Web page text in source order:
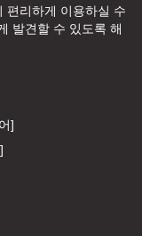
편리하게 이용하실 수
발견할 수 있도록 해
]